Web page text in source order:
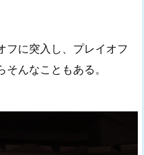
フに突入し、プレイオフ
んなこともある。